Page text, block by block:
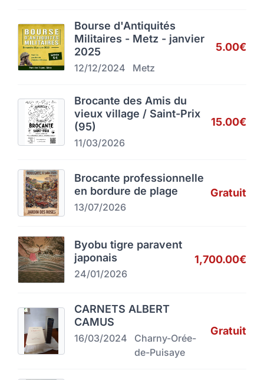
Bourse d'Antiquités
Militaires - Metz - janvier
2025
12/12/2024 Metz
5.00€
Brocante des Amis du
vieux village / Saint-Prix
(95)
11/03/2026
15.00€
Brocante professionnelle
en bordure de plage
13/07/2026
Gratuit
Byobu tigre paravent
japonais
24/01/2026
1,700.00€
CARNETS ALBERT
CAMUS
16/03/2024
Charny-Orée-
de-Puisaye
Gratuit